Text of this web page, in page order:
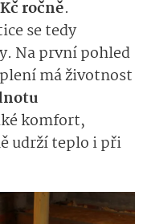
ročně.
se tedy
Na první pohled
má životnost
komfort,
udrží teplo i při